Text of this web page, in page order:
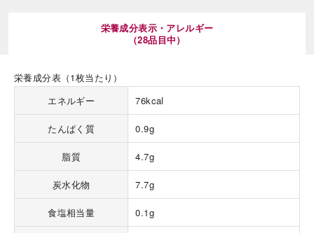
栄養成分表示・アレルギー
（28品目中）
栄養成分表（1枚当たり）
エネルギー
76kcal
たんぱく質 0.9g
脂質 4.7g
炭水化物 7.7g
食塩相当量 0.1g
岳や末広がりを意味す
つ時」という意味を込
る、こだわりのスイー
Vietnam